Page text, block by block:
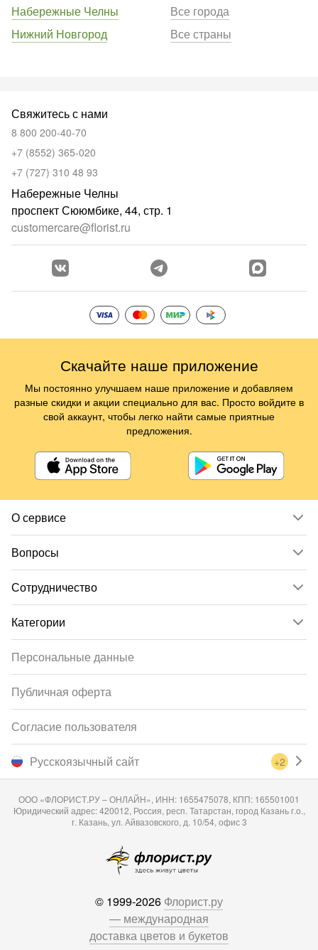
Набережные Челны
Нижний Новгород
Все города
Все страны
О сервисе
Вопросы
Сотрудничество
Категории
Свяжитесь с нами
8 800 200-40-70
+7 (8552) 365-020
+7 (727) 310 48 93
Набережные Челны
проспект Сююмбике, 44, стр. 1
customercare@florist.ru
Русскоязычный сайт +2
Персональные данные
Публичная оферта
Согласие пользователя
ООО «ФЛОРИСТ.РУ – ОНЛАЙН», ИНН: 1655475078, КПП: 165501001
Юридический адрес: 420012, Россия, респ. Татарстан, город Казань г.о.,
г. Казань, ул. Айвазовского, д. 10/54, офис 3
© 1999-2026 Флорист.ру
— международная
доставка цветов и букетов
Скачайте наше приложение
Мы постоянно улучшаем наше приложение и добавляем
разные скидки и акции специально для вас. Просто войдите в
свой аккаунт, чтобы легко найти самые приятные
предложения.